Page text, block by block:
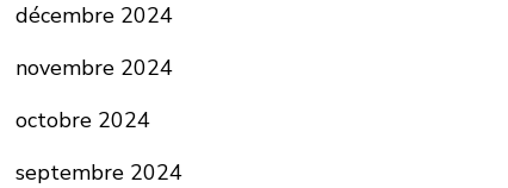
décembre 2024
novembre 2024
octobre 2024
septembre 2024